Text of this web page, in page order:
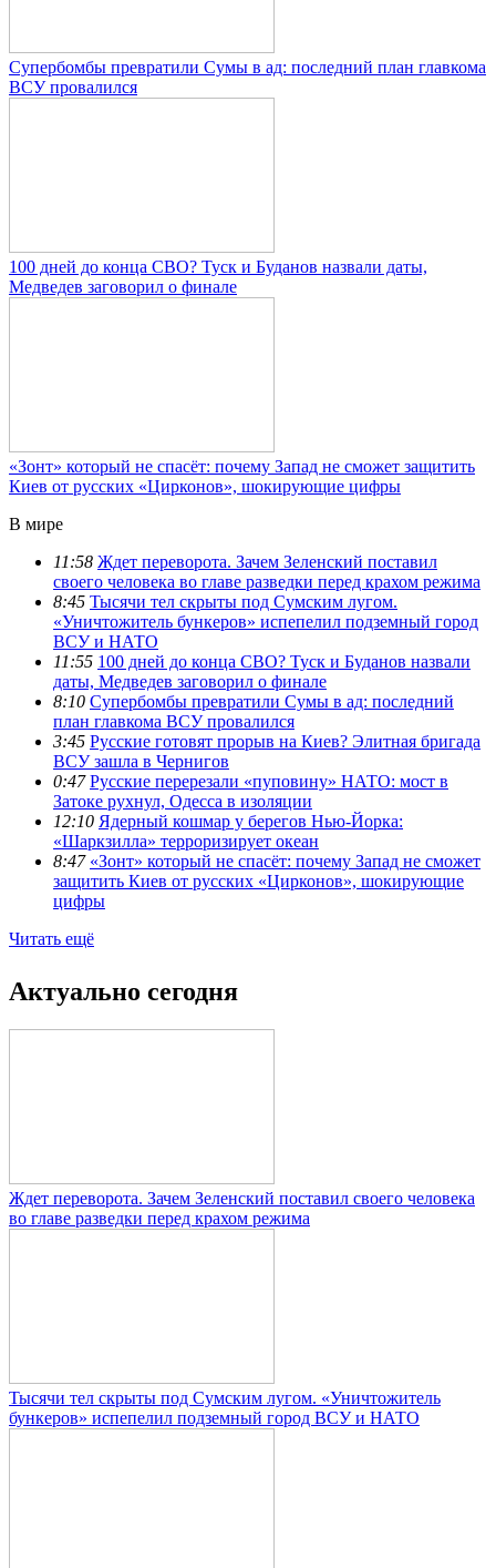
Супербомбы превратили Сумы в ад: последний план главкома
ВСУ провалился
100 дней до конца СВО? Туск и Буданов назвали даты,
Медведев заговорил о финале
«Зонт» который не спасёт: почему Запад не сможет защитить
Киев от русских «Цирконов», шокирующие цифры
В мире
11:58 Ждет переворота. Зачем Зеленский поставил
своего человека во главе разведки перед крахом режима
8:45 Тысячи тел скрыты под Сумским лугом.
«Уничтожитель бункеров» испепелил подземный город
ВСУ и НАТО
11:55 100 дней до конца СВО? Туск и Буданов назвали
даты, Медведев заговорил о финале
8:10 Супербомбы превратили Сумы в ад: последний
план главкома ВСУ провалился
3:45 Русские готовят прорыв на Киев? Элитная бригада
ВСУ зашла в Чернигов
0:47 Русские перерезали «пуповину» НАТО: мост в
Затоке рухнул, Одесса в изоляции
12:10 Ядерный кошмар у берегов Нью-Йорка:
«Шаркзилла» терроризирует океан
8:47 «Зонт» который не спасёт: почему Запад не сможет
защитить Киев от русских «Цирконов», шокирующие
цифры
Читать ещё
Актуально сегодня
Ждет переворота. Зачем Зеленский поставил своего человека
во главе разведки перед крахом режима
Тысячи тел скрыты под Сумским лугом. «Уничтожитель
бункеров» испепелил подземный город ВСУ и НАТО